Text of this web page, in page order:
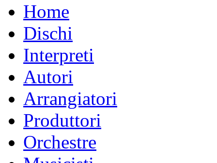
Home
Dischi
Interpreti
Autori
Arrangiatori
Produttori
Orchestre